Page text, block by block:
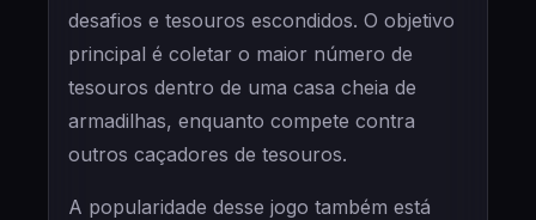
desafios e tesouros escondidos. O objetivo
principal é coletar o maior número de
tesouros dentro de uma casa cheia de
armadilhas, enquanto compete contra
outros caçadores de tesouros.
A popularidade desse jogo também está